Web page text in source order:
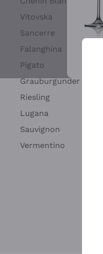
Vitovska
Sancerre
Falanghina
Pigato
Grauburgunder
Riesling
Lugana
Sauvignon
Vermentino